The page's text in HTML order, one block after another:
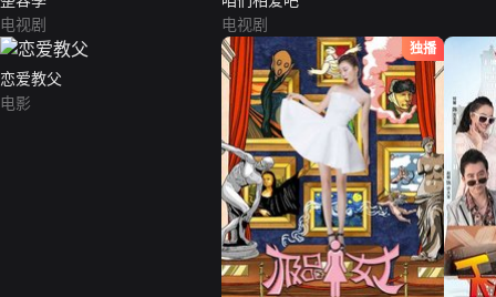
电视剧
电视剧
恋爱教父
电影
独播